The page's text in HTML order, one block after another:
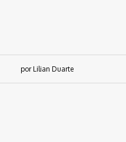
por Lilian Duarte